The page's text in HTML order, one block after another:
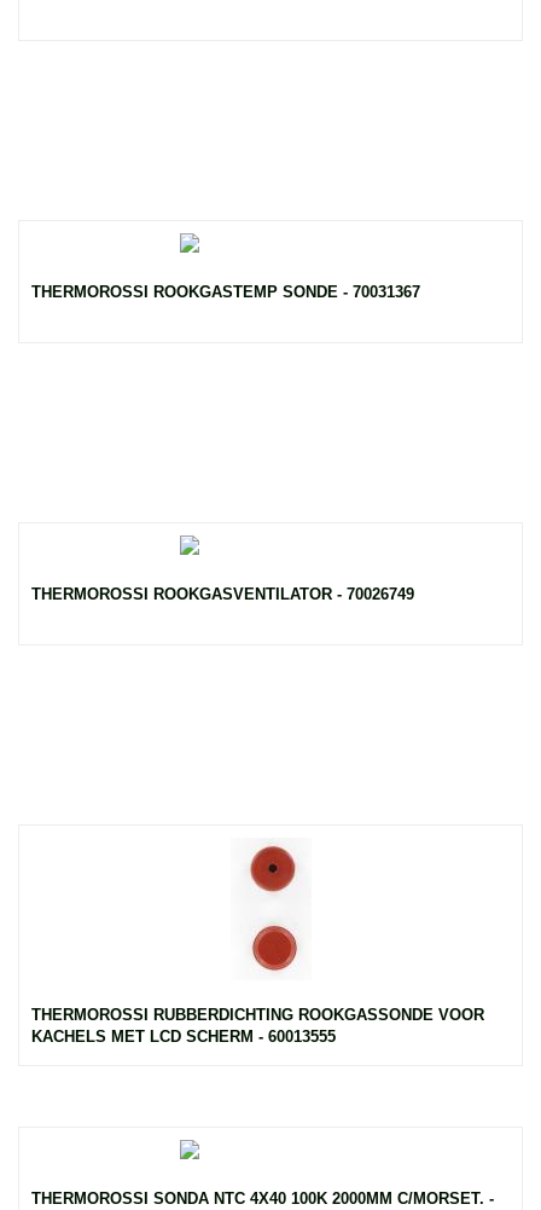
THERMOROSSI ROOKGASTEMP SONDE - 70031367
THERMOROSSI ROOKGASVENTILATOR - 70026749
THERMOROSSI RUBBERDICHTING ROOKGASSONDE VOOR
KACHELS MET LCD SCHERM - 60013555
THERMOROSSI SONDA NTC 4X40 100K 2000MM C/MORSET. -